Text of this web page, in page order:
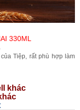
330ML
Tiệp, rất phù hợp làm
khác